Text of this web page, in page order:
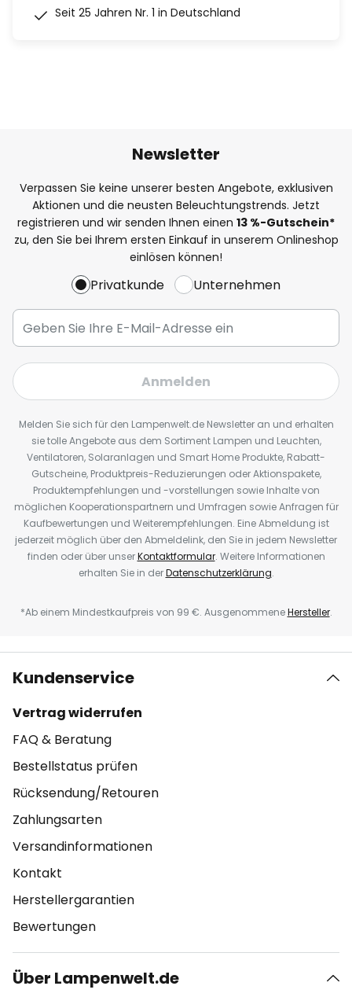
Seit 25 Jahren Nr. 1 in Deutschland
Newsletter
Verpassen Sie keine unserer besten Angebote, exklusiven
Aktionen und die neusten Beleuchtungstrends. Jetzt
registrieren und wir senden Ihnen einen 13 %-Gutschein*
zu, den Sie bei Ihrem ersten Einkauf in unserem Onlineshop
einlösen können!
Privatkunde Unternehmen
Anmelden
Melden Sie sich für den Lampenwelt.de Newsletter an und erhalten
sie tolle Angebote aus dem Sortiment Lampen und Leuchten,
Ventilatoren, Solaranlagen und Smart Home Produkte, Rabatt-
Gutscheine, Produktpreis-Reduzierungen oder Aktionspakete,
Produktempfehlungen und -vorstellungen sowie Inhalte von
möglichen Kooperationspartnern und Umfragen sowie Anfragen für
Kaufbewertungen und Weiterempfehlungen. Eine Abmeldung ist
jederzeit möglich über den Abmeldelink, den Sie in jedem Newsletter
finden oder über unserKontaktformular. Weitere Informationen
erhalten Sie in derDatenschutzerklärung.
*Ab einem Mindestkaufpreis von 99 €. AusgenommeneHersteller.
Kundenservice
Vertrag widerrufen
FAQ & Beratung
Bestellstatus prüfen
Rücksendung/Retouren
Zahlungsarten
Versandinformationen
Kontakt
Herstellergarantien
Bewertungen
Über Lampenwelt.de